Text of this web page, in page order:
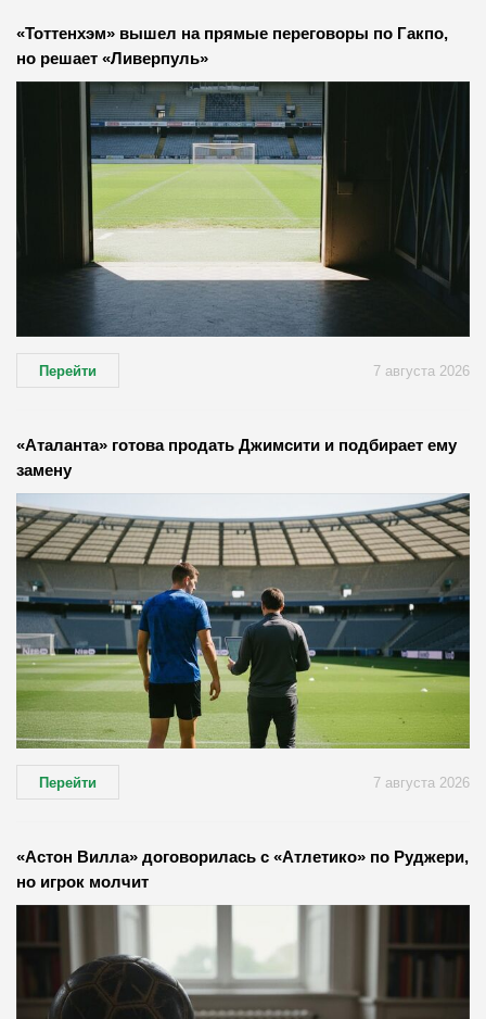
«Тоттенхэм» вышел на прямые переговоры по Гакпо,
но решает «Ливерпуль»
Перейти 7 августа 2026
«Аталанта» готова продать Джимсити и подбирает ему
замену
Перейти 7 августа 2026
«Астон Вилла» договорилась с «Атлетико» по Руджери,
но игрок молчит